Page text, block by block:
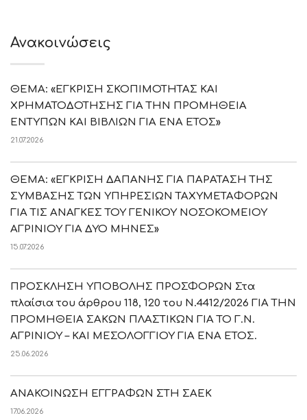
Ανακοινώσεις
ΘΕΜΑ: «ΕΓΚΡΙΣΗ ΣΚΟΠΙΜΟΤΗΤΑΣ ΚΑΙ
ΧΡΗΜΑΤΟΔΟΤΗΣΗΣ ΓΙΑ ΤΗΝ ΠΡΟΜΗΘΕΙΑ
ΕΝΤΥΠΩΝ ΚΑΙ ΒΙΒΛΙΩΝ ΓΙΑ ΕΝΑ ΕΤΟΣ»
21.07.2026
ΘΕΜΑ: «ΕΓΚΡΙΣΗ ΔΑΠΑΝΗΣ ΓΙΑ ΠΑΡΑΤΑΣΗ ΤΗΣ
ΣΥΜΒΑΣΗΣ ΤΩΝ ΥΠΗΡΕΣΙΩΝ ΤΑΧΥΜΕΤΑΦΟΡΩΝ
ΓΙΑ ΤΙΣ ΑΝΑΓΚΕΣ ΤΟΥ ΓΕΝΙΚΟΥ ΝΟΣΟΚΟΜΕΙΟΥ
ΑΓΡΙΝΙΟΥ ΓΙΑ ΔΥΟ ΜΗΝΕΣ»
15.07.2026
ΠΡΟΣΚΛΗΣΗ ΥΠΟΒΟΛΗΣ ΠΡΟΣΦΟΡΩΝ Στα
πλαίσια του άρθρου 118, 120 του Ν.4412/2026 ΓΙΑ ΤΗΝ
ΠΡΟΜΗΘΕΙΑ ΣΑΚΩΝ ΠΛΑΣΤΙΚΩΝ ΓΙΑ ΤΟ Γ.Ν.
ΑΓΡΙΝΙΟΥ – ΚΑΙ ΜΕΣΟΛΟΓΓΙΟΥ ΓΙΑ ΕΝΑ ΕΤΟΣ.
25.06.2026
ΑΝΑΚΟΙΝΩΣΗ ΕΓΓΡΑΦΩΝ ΣΤΗ ΣΑΕΚ
17.06.2026